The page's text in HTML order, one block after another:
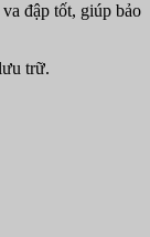
đập tốt, giúp bảo
trữ.